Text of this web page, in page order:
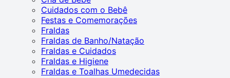
Cuidados com o Bebê
Festas e Comemorações
Fraldas
Fraldas de Banho/Natação
Fraldas e Cuidados
Fraldas e Higiene
Fraldas e Toalhas Umedecidas